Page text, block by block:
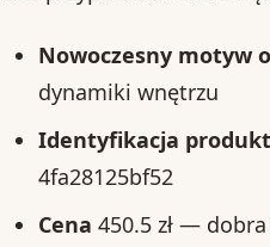
Nowoczesny motyw
dynamiki wnętrzu
Identyfikacja
4fa28125bf52
Cena 450.5 zł —